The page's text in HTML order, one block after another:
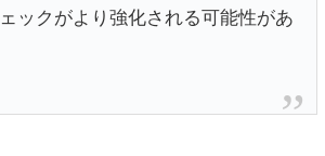
ックがより強化される可能性があ